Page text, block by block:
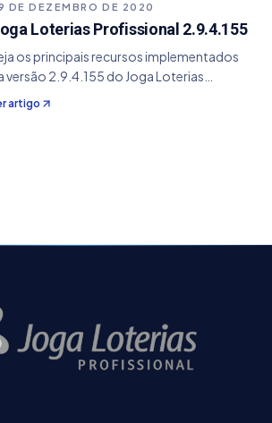
DE DEZEMBRO DE 2020
Loterias Profissional 2.9.4.155
os principais recursos implementados
versão 2.9.4.155 do Joga Loterias
- Resolvido bug da abertura dos
JLP - Ajuste do redimensionamento
artigo